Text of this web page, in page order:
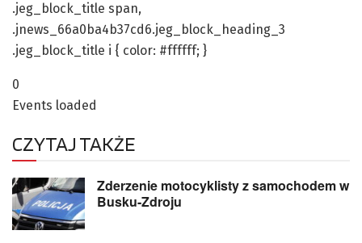
.jeg_block_title span,
.jnews_66a0ba4b37cd6.jeg_block_heading_3
.jeg_block_title i { color: #ffffff; }
0
Events loaded
CZYTAJ TAKŻE
Zderzenie motocyklisty z samochodem w
Busku-Zdroju